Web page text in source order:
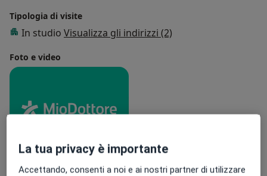
Tipologia di visite
In studio Visualizza gli indirizzi (2)
Foto e video
Visualizza galleria (1)
La tua privacy è importante
Accettando, consenti a noi e ai nostri partner di utilizzare